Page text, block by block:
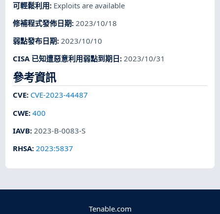
可輕鬆利用: Exploits are available
修補程式發佈日期: 2023/10/18
弱點發布日期:2023/10/10
CISA 已知遭惡意利用弱點到期日:2023/10/31
參考資訊
CVE: CVE-2023-44487
CWE:400
IAVB: 2023-B-0083-S
RHSA:2023:5837
Tenable.com